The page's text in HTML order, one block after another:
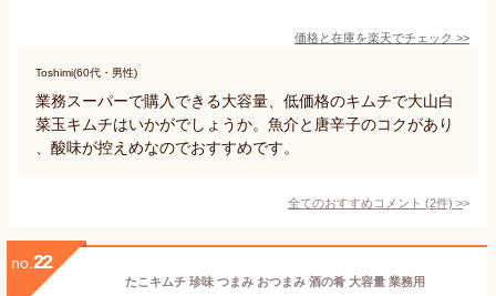
価格と在庫を楽天でチェック >>
Toshimi(60代・男性)
業務スーパーで購入できる大容量、低価格のキムチで大山白
菜玉キムチはいかがでしょうか。魚介と唐辛子のコクがあり
、酸味が控えめなのでおすすめです。
全てのおすすめコメント (2件) >
no. 22
たこキムチ 珍味 つまみ おつまみ 酒の肴 大容量 業務用